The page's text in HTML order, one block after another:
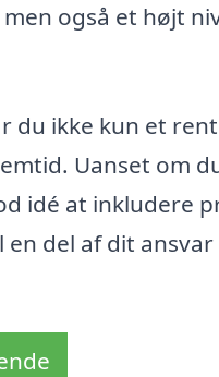
også et højt
du ikke kun et
Uanset om
idé at inkludere
del af dit